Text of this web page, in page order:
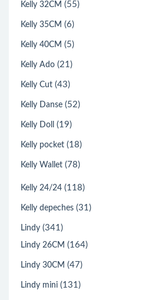
Kelly 32CM (55)
Kelly 35CM (6)
Kelly 40CM (5)
Kelly Ado (21)
Kelly Cut (43)
Kelly Danse (52)
Kelly Doll (19)
Kelly pocket (18)
Kelly Wallet (78)
Kelly 24/24 (118)
Kelly depeches (31)
Lindy (341)
Lindy 26CM (164)
Lindy 30CM (47)
Lindy mini (131)